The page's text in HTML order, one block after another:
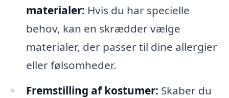
materialer: Hvis du har specielle
behov, kan en skrædder vælge
materialer, der passer til dine allergier
eller følsomheder.
Fremstilling af kostumer: Skaber du